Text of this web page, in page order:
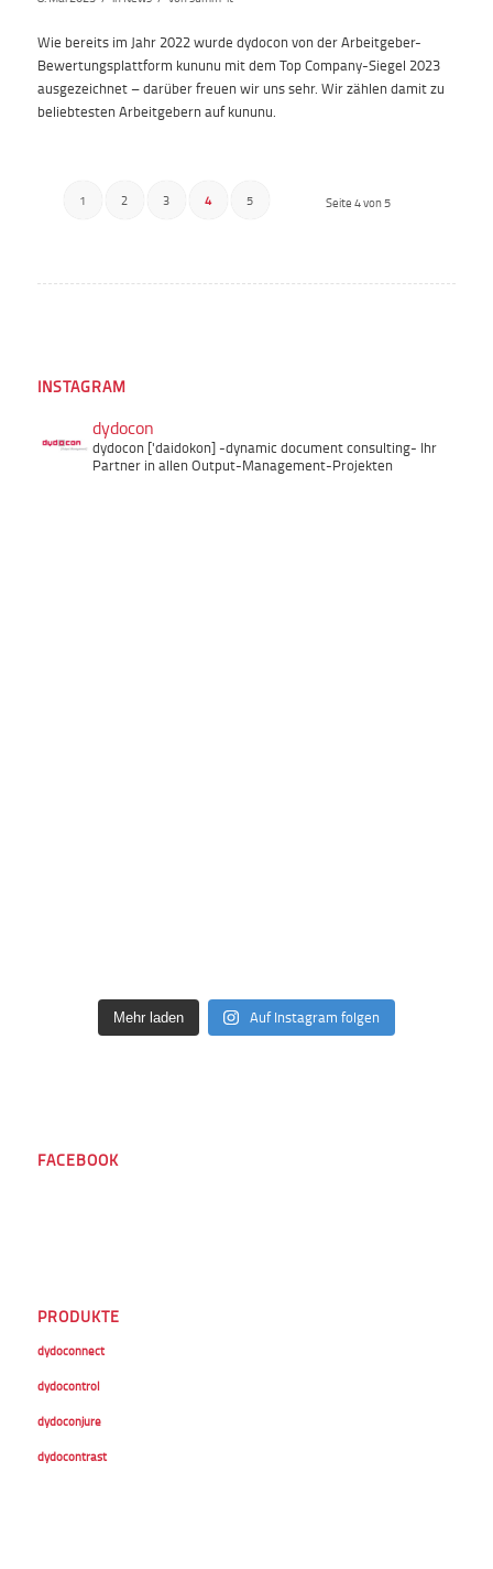
Wie bereits im Jahr 2022 wurde dydocon von der Arbeitgeber-
Bewertungsplattform kununu mit dem Top Company-Siegel 2023
ausgezeichnet – darüber freuen wir uns sehr. Wir zählen damit zu
beliebtesten Arbeitgebern auf kununu.
Seite 4 von 5
1 2 3 4 5
INSTAGRAM
dydocon
dydocon ['daidokon]-dynamic document consulting- Ihr
Partner in allen Output-Management-Projekten
Mehr laden Auf Instagram folgen
FACEBOOK
PRODUKTE
dydoconnect
dydocontrol
dydoconjure
dydocontrast